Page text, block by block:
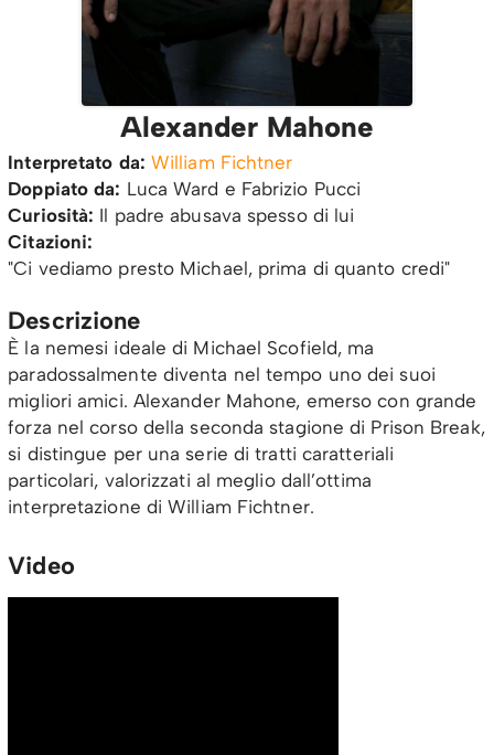
Alexander Mahone
Interpretato da: William Fichtner
Doppiato da: Luca Ward e Fabrizio Pucci
Curiosità: Il padre abusava spesso di lui
Citazioni:
"Ci vediamo presto Michael, prima di quanto credi"
Descrizione
È la nemesi ideale di Michael Scofield, ma
paradossalmente diventa nel tempo uno dei suoi
migliori amici. Alexander Mahone, emerso con grande
forza nel corso della seconda stagione di Prison Break,
si distingue per una serie di tratti caratteriali
particolari, valorizzati al meglio dall’ottima
interpretazione di William Fichtner.
Video